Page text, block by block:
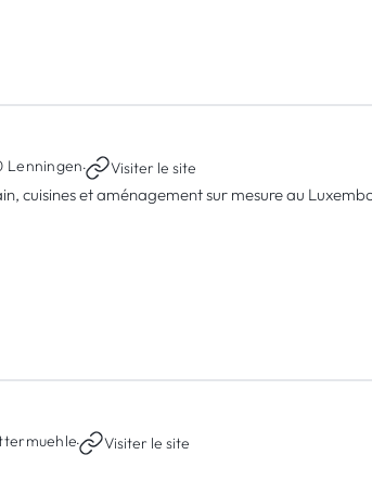
Lenningen· Visiter le site
cuisines et aménagement sur mesure au
· Visiter le site